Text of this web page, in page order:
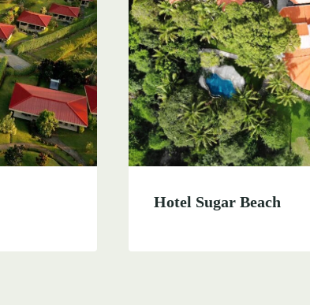
Hotel Sugar Beach